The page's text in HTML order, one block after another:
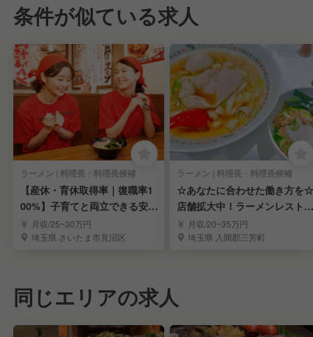
条件が似ている求人
ラーメン | 料理長・料理長候補
【産休・育休取得率｜復職率1
00%】子育てと両立できる安心
の優良企業！
月収/25~30万円
埼玉県 さいたま市見沼区
ラーメン | 料理長・料理長候補
☆あなたに合わせた働き方を☆
店舗拡大中！ラーメンレストラ
ンのスタッフを募集
月収/20~35万円
埼玉県 入間郡三芳町
同じエリアの求人